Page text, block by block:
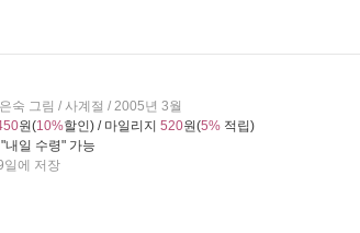
숙 그림 / 사계절 / 2005년 3월
원(10%할인) / 마일리지 520원(5% 적립)
내일 수령" 가능
에 저장